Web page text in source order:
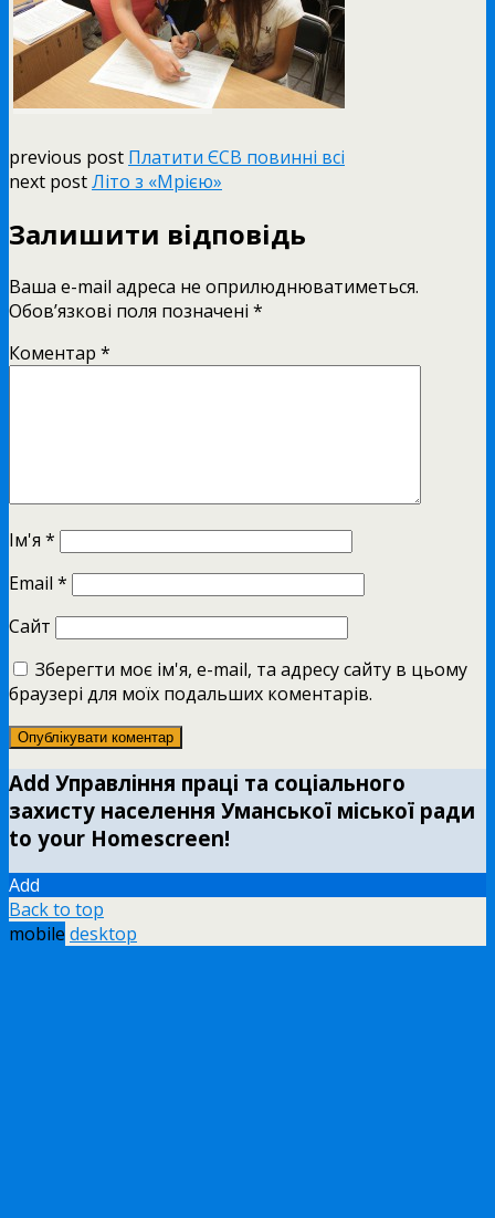
previous post Платити ЄСВ повинні всі
next postЛіто з «Мрією»
Залишити відповідь
Ваша e-mail адреса не оприлюднюватиметься.
Обов’язкові поля позначені *
Коментар *
Ім'я *
Email *
Сайт
Зберегти моє ім'я, e-mail, та адресу сайту в цьому
браузері для моїх подальших коментарів.
Add Управління праці та соціального
захисту населення Уманської міської ради
to your Homescreen!
Add
Back to top
mobile desktop